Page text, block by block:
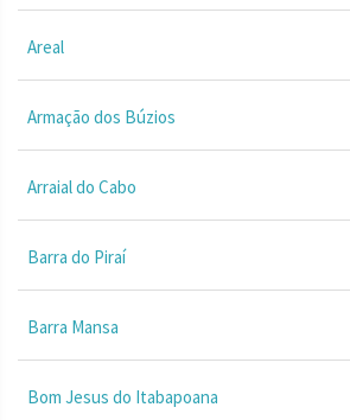
Areal
Armação dos Búzios
Arraial do Cabo
Barra do Piraí
Barra Mansa
Bom Jesus do Itabapoana